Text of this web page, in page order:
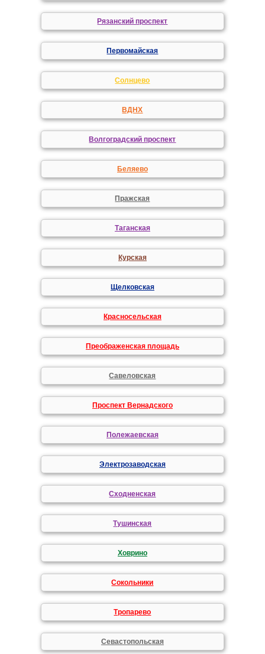
Рязанский проспект
Первомайская
Солнцево
ВДНХ
Волгоградский проспект
Беляево
Пражская
Таганская
Курская
Щелковская
Красносельская
Преображенская площадь
Савеловская
Проспект Вернадского
Полежаевская
Электрозаводская
Сходненская
Тушинская
Ховрино
Сокольники
Тропарево
Севастопольская